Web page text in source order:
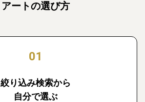
アートの選び方
01
絞り込み検索から
自分で選ぶ